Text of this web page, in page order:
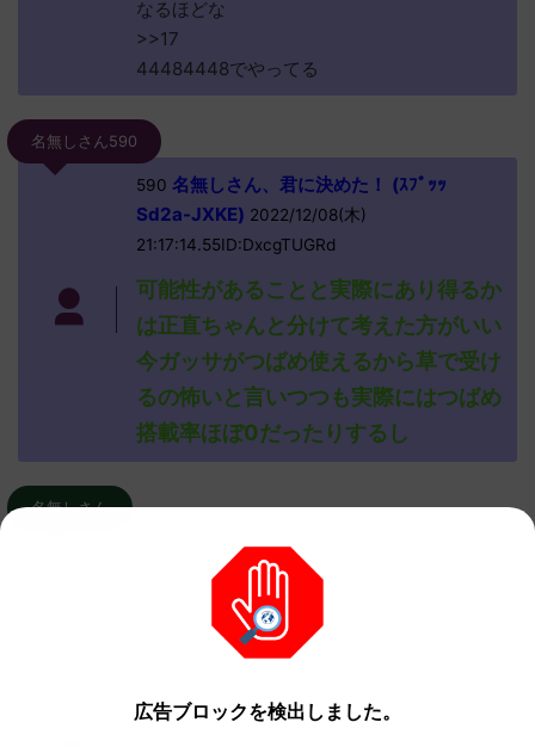
なるほどな
>>17
44484448でやってる
名無しさん590
590 名無しさん、君に決めた！ (ｽﾌﾟｯｯ
Sd2a-JXKE) 2022/12/08(木)
21:17:14.55ID:DxcgTUGRd
可能性があることと実際にあり得るか
は正直ちゃんと分けて考えた方がいい
今ガッサがつばめ使えるから草で受け
るの怖いと言いつつも実際にはつばめ
搭載率ほぼ0だったりするし
名無しさん
【ポケモンSV】色厳選頑張ってる人達のコメントをまと
めたよ！ 初めて孵化色厳選してて今500体目くらいだが
【ポケモンSV】コダック系統についてどう思う！？
が鬱陶しい！
広告ブロックを検出しました。